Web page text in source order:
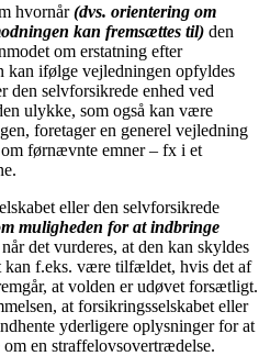
hvornår(dvs. orientering om
kan fremsættes til) den
om erstatning efter
kan ifølge vejledningen opfyldes
den selvforsikrede enhed ved
ulykke, som også kan være
foretager en generel vejledning
førnævnte emner – fx i et
eller den selvforsikrede
muligheden for at indbringe
det vurderes, at den kan skyldes
kan f.eks. være tilfældet, hvis det af
at volden er udøvet forsætligt.
at forsikringsselskabet eller
yderligere oplysninger for at
en straffelovsovertrædelse.